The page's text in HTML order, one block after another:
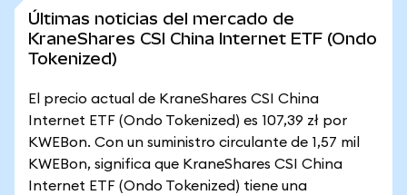
Últimas noticias del mercado de
KraneShares CSI China Internet ETF (Ondo
Tokenized)
El precio actual de KraneShares CSI China
Internet ETF (Ondo Tokenized) es 107,39 zł por
KWEBon. Con un suministro circulante de 1,57 mil
KWEBon, significa que KraneShares CSI China
Internet ETF (Ondo Tokenized) tiene una